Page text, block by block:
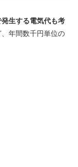
生する電気代も考
年間数千円単位の